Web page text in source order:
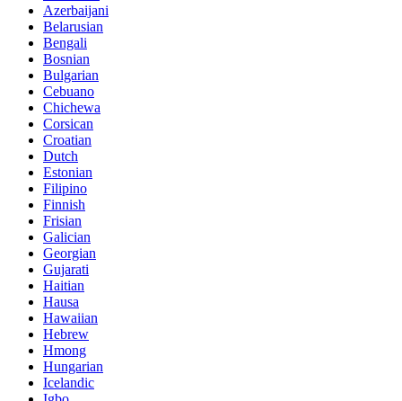
Azerbaijani
Belarusian
Bengali
Bosnian
Bulgarian
Cebuano
Chichewa
Corsican
Croatian
Dutch
Estonian
Filipino
Finnish
Frisian
Galician
Georgian
Gujarati
Haitian
Hausa
Hawaiian
Hebrew
Hmong
Hungarian
Icelandic